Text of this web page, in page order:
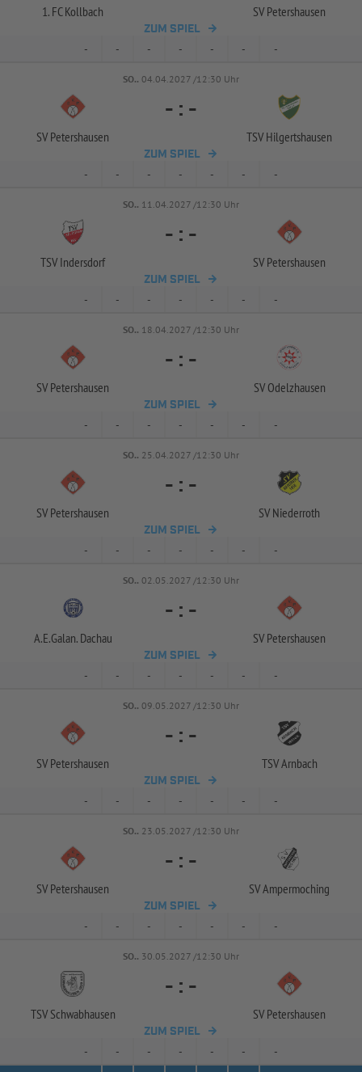
1. FC Kollbach SV Petershausen
ZUM SPIEL
- - - - - - -
SO.. 04.04.2027 /12:30 Uhr
SV Petershausen
- : -
TSV Hilgertshausen
ZUM SPIEL
- - - - - - -
SO.. 11.04.2027 /12:30 Uhr
TSV Indersdorf
- : -
SV Petershausen
ZUM SPIEL
- - - - - - -
SO.. 18.04.2027 /12:30 Uhr
SV Petershausen
- : -
SV Odelzhausen
ZUM SPIEL
- - - - - - -
SO.. 25.04.2027 /12:30 Uhr
SV Petershausen
- : -
SV Niederroth
ZUM SPIEL
- - - - - - -
SO.. 02.05.2027 /12:30 Uhr
A.E.Galan. Dachau
- : -
SV Petershausen
ZUM SPIEL
- - - - - - -
SO.. 09.05.2027 /12:30 Uhr
SV Petershausen
- : -
TSV Arnbach
ZUM SPIEL
- - - - - - -
SO.. 23.05.2027 /12:30 Uhr
SV Petershausen
- : -
SV Ampermoching
ZUM SPIEL
- - - - - - -
SO.. 30.05.2027 /12:30 Uhr
TSV Schwabhausen
- : -
SV Petershausen
ZUM SPIEL
- - - - - -
-